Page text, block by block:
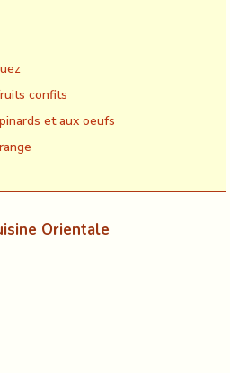
confits
et aux oeufs
Orientale